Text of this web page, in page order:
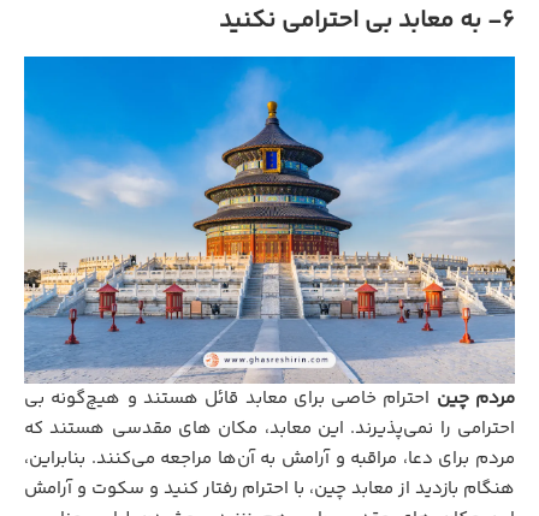
6- به معابد بی‌ احترامی نکنید
مردم چین احترام خاصی برای معابد قائل هستند و هیچ‌گونه بی‌
احترامی را نمی‌پذیرند. این معابد، مکان ‌های مقدسی هستند که
مردم برای دعا، مراقبه و آرامش به آن‌ها مراجعه می‌کنند. بنابراین،
هنگام بازدید از معابد چین، با احترام رفتار کنید و سکوت و آرامش